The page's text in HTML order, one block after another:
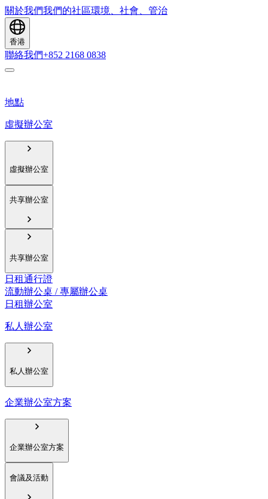
關於我們我們的社區環境、社會、管治
香港
聯絡我們+852 2168 0838
地點
虛擬辦公室
虛擬辦公室
共享辦公室
共享辦公室
日租通行證
流動辦公桌 / 專屬辦公桌
日租辦公室
私人辦公室
私人辦公室
企業辦公室方案
企業辦公室方案
會議及活動